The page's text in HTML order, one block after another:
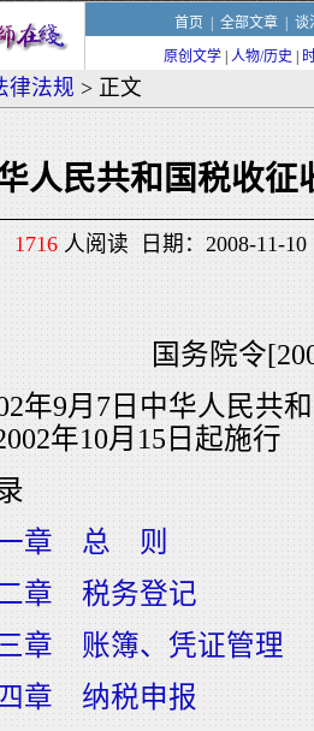
首页 全部文章| 谈
原创文学 人物/历史
律法规 > 正文
人民共和国税收征
1716人阅读 日期：2008-11-10
国务院令
年9月7日中华人民共
年10月15日起施行
章 总 则
章 税务登记
章 账簿、凭证管理
章 纳税申报